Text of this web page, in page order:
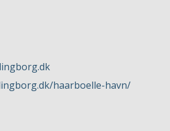
haarboelle-havn/